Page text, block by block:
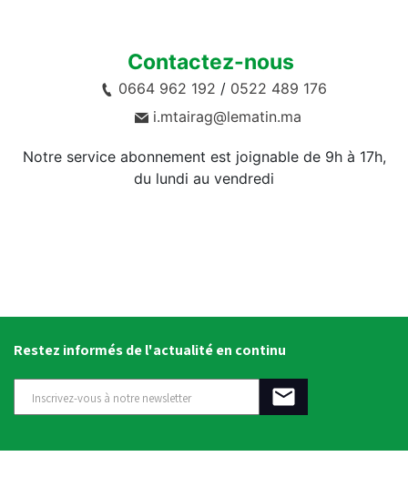
Contactez-nous
0664 962 192 / 0522 489 176
i.mtairag@lematin.ma
Notre service abonnement est joignable de 9h à 17h,
du lundi au vendredi
Restez informés de l'actualité en continu